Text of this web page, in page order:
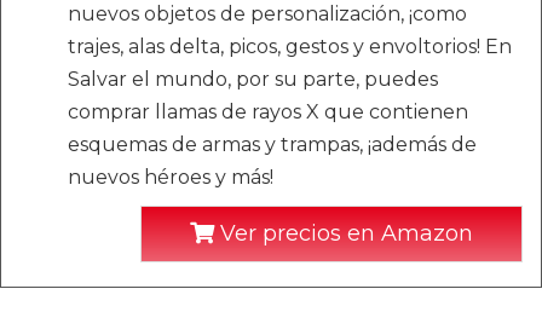
nuevos objetos de personalización, ¡como
trajes, alas delta, picos, gestos y envoltorios! En
Salvar el mundo, por su parte, puedes
comprar llamas de rayos X que contienen
esquemas de armas y trampas, ¡además de
nuevos héroes y más!
Ver precios en Amazon